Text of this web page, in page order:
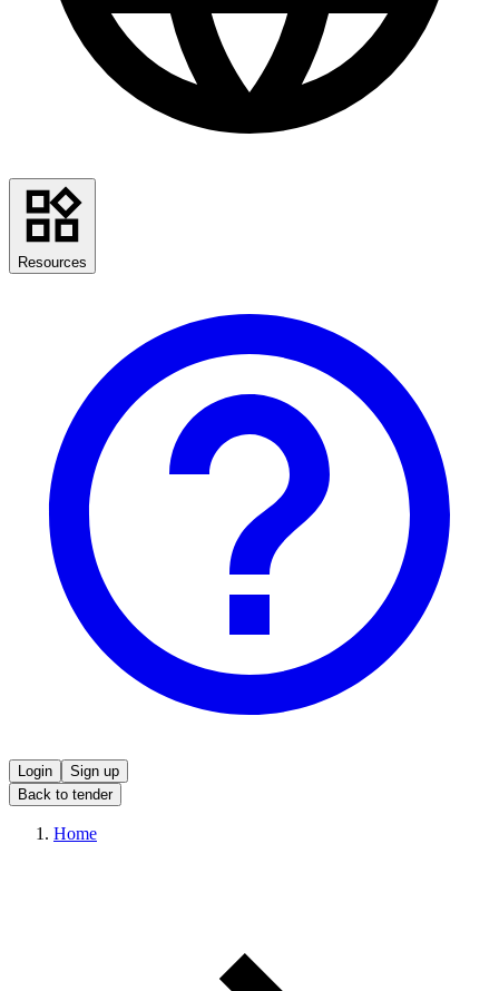
Resources
Login
Sign up
Back to tender
Home